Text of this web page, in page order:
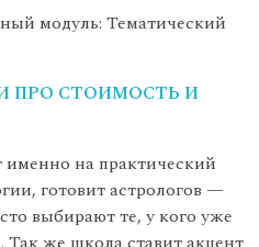
модуль: Тематический
ПРО СТОИМОСТЬ И
на практический
готовит астрологов —
выбирают те, у кого уже